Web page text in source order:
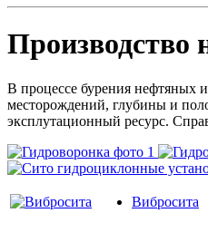
Производство
В процессе бурения нефтяных
месторождений, глубины и
эксплутационный ресурс.
Вибросита